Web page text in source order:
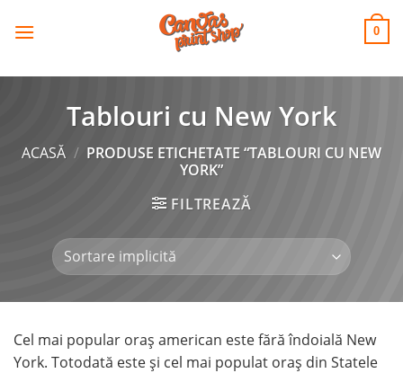
CANVAS
PRINT SHOP 0
Tablouri cu New York
ACASĂ / PRODUSE ETICHETATE “TABLOURI CU NEW
YORK”
FILTREAZĂ
Cel mai popular oraș american este fără îndoială New
York. Totodată este și cel mai populat oraș din Statele